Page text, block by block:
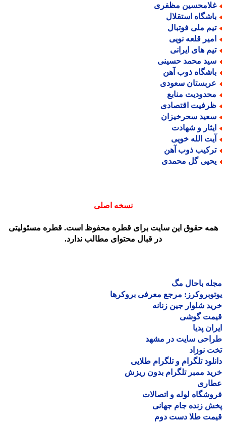
مظفری
استقلال
ملی فوتبال
قلعه نویی
های ایرانی
محمد حسینی
ذوب آهن
سعودی
منابع
اقتصادی
سحرخیزان
و شهادت
الله خویی
ذوب آهن
گل محمدی
نسخه اصلی
حقوق این سایت برای قطره محفوظ است. قطره مسئولیتی
در قبال محتوای مطالب ندارد.
باحال مگ
مرجع معرفی بروکرها
شلوار جین زنانه
گوشی
پدیا
سایت در مشهد
نوزاد
تلگرام و تلگرام طلایی
ممبر تلگرام بدون ریزش
لوله و اتصالات
زنده جام جهانی
طلا دست دوم